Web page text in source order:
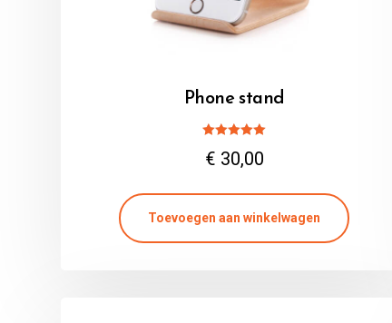
Phone stand
5.00
uit 5
€ 30,00
Toevoegen aan winkelwagen